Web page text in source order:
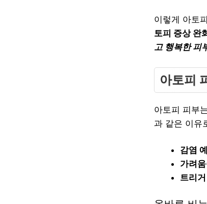
이렇게 아토
토피 증상 완
고 행복한 피
아토피
아토피 피부
과 같은 이유
감염
가려
트리